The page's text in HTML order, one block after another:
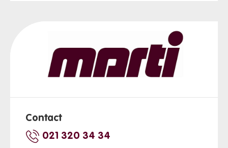
Contact
021 320 34 34